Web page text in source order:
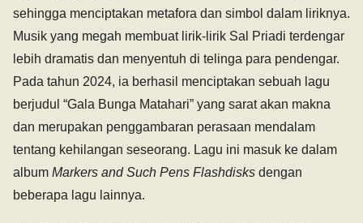
sehingga menciptakan metafora dan simbol dalam liriknya.
Musik yang megah membuat lirik-lirik Sal Priadi terdengar
lebih dramatis dan menyentuh di telinga para pendengar.
Pada tahun 2024, ia berhasil menciptakan sebuah lagu
berjudul “Gala Bunga Matahari” yang sarat akan makna
dan merupakan penggambaran perasaan mendalam
tentang kehilangan seseorang. Lagu ini masuk ke dalam
album Markers and Such Pens Flashdisks dengan
beberapa lagu lainnya.